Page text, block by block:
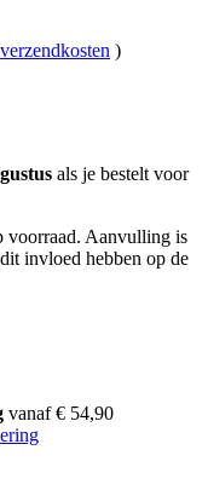
)
als je bestelt voor
voorraad. Aanvulling is
invloed hebben op de
vanaf € 54,90